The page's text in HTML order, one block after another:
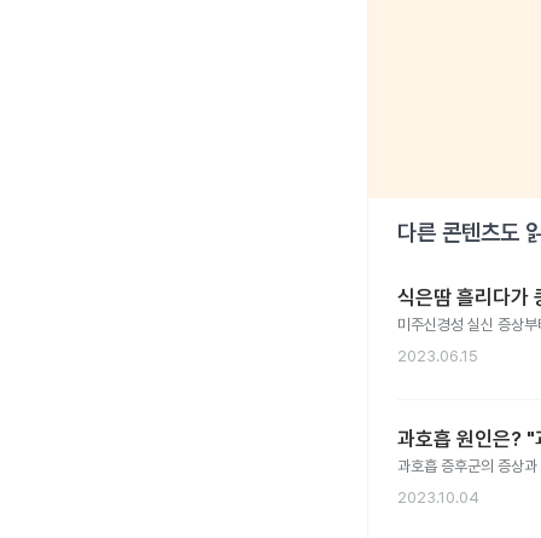
다른 콘텐츠도
식은땀 흘리다가
미주신경성 실신 증상
2023.06.15
과호흡 원인은?
과호흡 증후군의 증상
2023.10.04